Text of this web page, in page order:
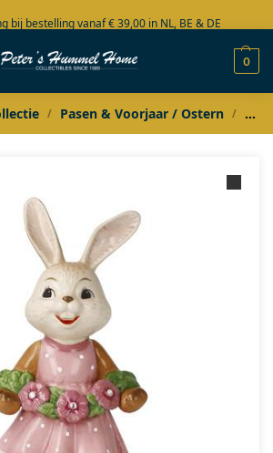
bij bestelling vanaf € 39,00 in NL, BE & DE
Grote collectie in voorraad
0
/ Pasen & Voorjaar / Ostern /